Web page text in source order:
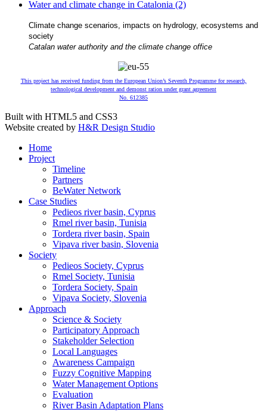
Water and climate change in Catalonia (2)
Climate change scenarios, impacts on hydrology, ecosystems and
society
Catalan water authority and the climate change office
This project has received funding from the European Union’s Seventh Programme for research,
technological development and demonst ration under grant agreement
No. 612385
Built with HTML5 and CSS3
Website created by H&R Design Studio
Home
Project
Timeline
Partners
BeWater Network
Case Studies
Pedieos river basin, Cyprus
Rmel river basin, Tunisia
Tordera river basin, Spain
Vipava river basin, Slovenia
Society
Pedieos Society, Cyprus
Rmel Society, Tunisia
Tordera Society, Spain
Vipava Society, Slovenia
Approach
Science & Society
Participatory Approach
Stakeholder Selection
Local Languages
Awareness Campaign
Fuzzy Cognitive Mapping
Water Management Options
Evaluation
River Basin Adaptation Plans